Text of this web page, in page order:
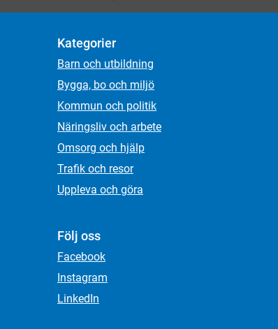
Kategorier
Barn och utbildning
Bygga, bo och miljö
Kommun och politik
Näringsliv och arbete
Omsorg och hjälp
Trafik och resor
Uppleva och göra
Följ oss
Facebook
Instagram
LinkedIn